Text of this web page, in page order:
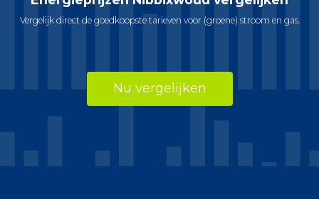
Vergelijk direct de goedkoopste tarieven voor (groene) stroom en gas.
Nu vergelijken